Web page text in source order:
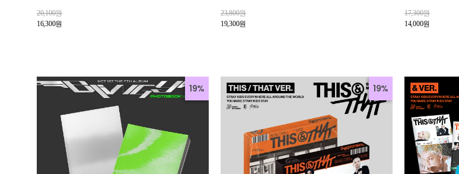
20,100원
16,300원
23,800원
19,300원
17,300원
14,000원
19% 19%